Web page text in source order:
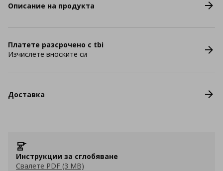
Описание на продукта
Платете разсрочено с tbi
Изчислете вноските си
Доставка
Инструкции за сглобяване
Свалете PDF (3 MB)